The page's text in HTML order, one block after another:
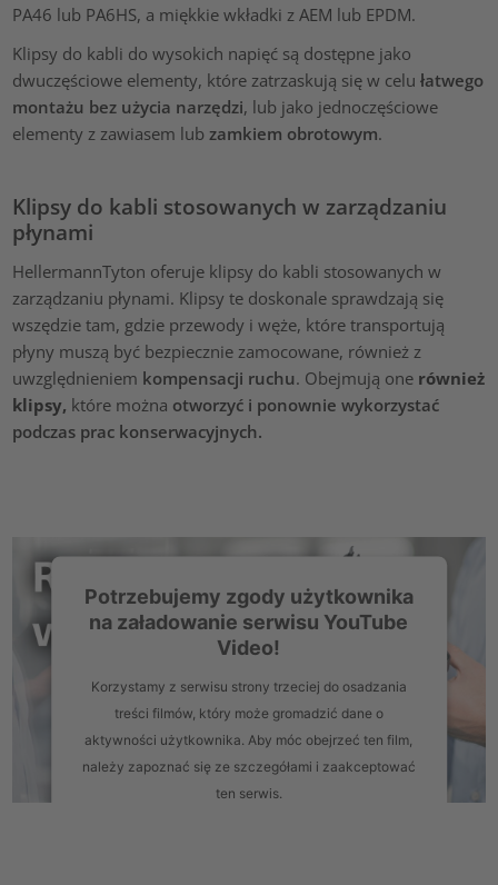
PA46 lub PA6HS, a miękkie wkładki z AEM lub EPDM.
Klipsy do kabli do wysokich napięć są dostępne jako
dwuczęściowe elementy, które zatrzaskują się w celułatwego
montażu bez użycia narzędzi, lub jako jednoczęściowe
elementy z zawiasem lubzamkiem obrotowym.
Klipsy do kabli stosowanych w zarządzaniu
płynami
HellermannTyton oferuje klipsy do kabli stosowanych w
zarządzaniu płynami. Klipsy te doskonale sprawdzają się
wszędzie tam, gdzie przewody i węże, które transportują
płyny muszą być bezpiecznie zamocowane, również z
uwzględnieniem kompensacji ruchu. Obejmują one również
klipsy, które można otworzyć i ponownie wykorzystać
podczas prac konserwacyjnych.
Potrzebujemy zgody użytkownika
na załadowanie serwisu YouTube
Video!
Korzystamy z serwisu strony trzeciej do osadzania
treści filmów, który może gromadzić dane o
aktywności użytkownika. Aby móc obejrzeć ten film,
należy zapoznać się ze szczegółami i zaakceptować
ten serwis.